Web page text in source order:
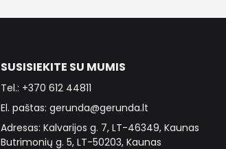
SUSISIEKITE SU MUMIS
Tel.: +370 612 44811
El. paštas: gerunda@gerunda.lt
Adresas: Kalvarijos g. 7, LT-46349, Kaunas
Butrimonių g. 5, LT-50203, Kaunas